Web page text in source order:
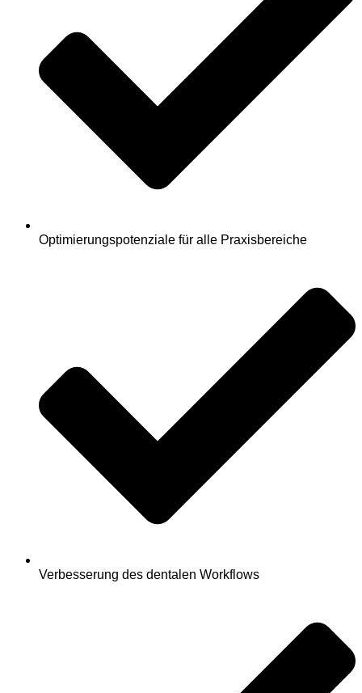
Optimierungspotenziale für alle Praxisbereiche
Verbesserung des dentalen Workflows